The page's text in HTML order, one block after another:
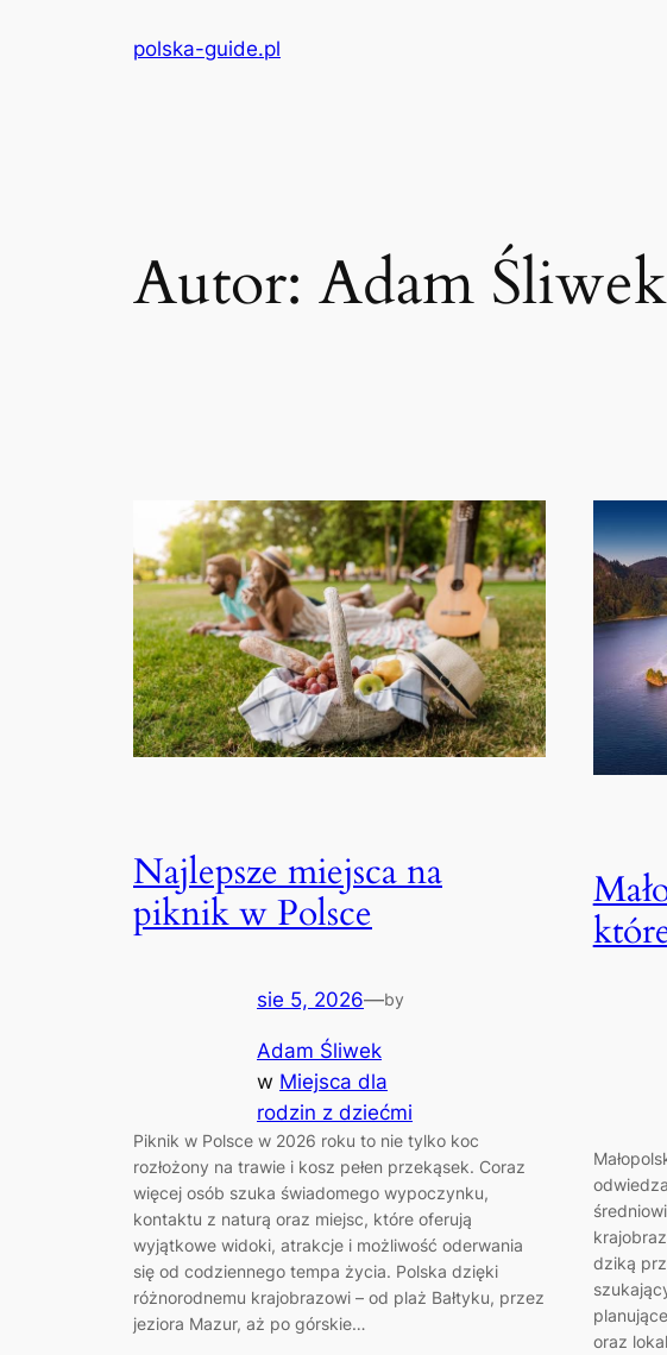
polska-guide.pl
Autor: Adam Śliwek
Najlepsze miejsca na
piknik w Polsce
sie 5, 2026—by
Adam Śliwek
w Miejsca dla
rodzin z dziećmi
Piknik w Polsce w 2026 roku to nie tylko koc
rozłożony na trawie i kosz pełen przekąsek. Coraz
więcej osób szuka świadomego wypoczynku,
kontaktu z naturą oraz miejsc, które oferują
wyjątkowe widoki, atrakcje i możliwość oderwania
się od codziennego tempa życia. Polska dzięki
różnorodnemu krajobrazowi – od plaż Bałtyku, przez
jeziora Mazur, aż po górskie…
dziką
oraz